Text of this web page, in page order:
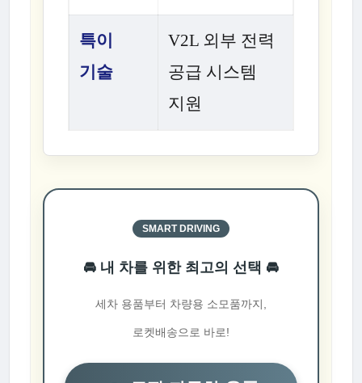
특이
기술
V2L 외부 전력
공급 시스템
지원
SMART DRIVING
🚘 내 차를 위한 최고의 선택 🚘
세차 용품부터 차량용 소모품까지,
로켓배송으로 바로!